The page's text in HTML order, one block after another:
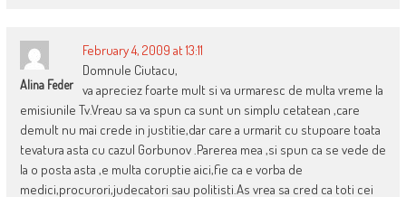
Alina Feder
February 4, 2009 at 13:11
Domnule Ciutacu,
va apreciez foarte mult si va urmaresc de multa vreme la
emisiunile Tv.Vreau sa va spun ca sunt un simplu cetatean ,care
demult nu mai crede in justitie,dar care a urmarit cu stupoare toata
tevatura asta cu cazul Gorbunov .Parerea mea ,si spun ca se vede de
la o posta asta ,e multa coruptie aici,fie ca e vorba de
medici,procurori,judecatori sau politisti.As vrea sa cred ca toti cei